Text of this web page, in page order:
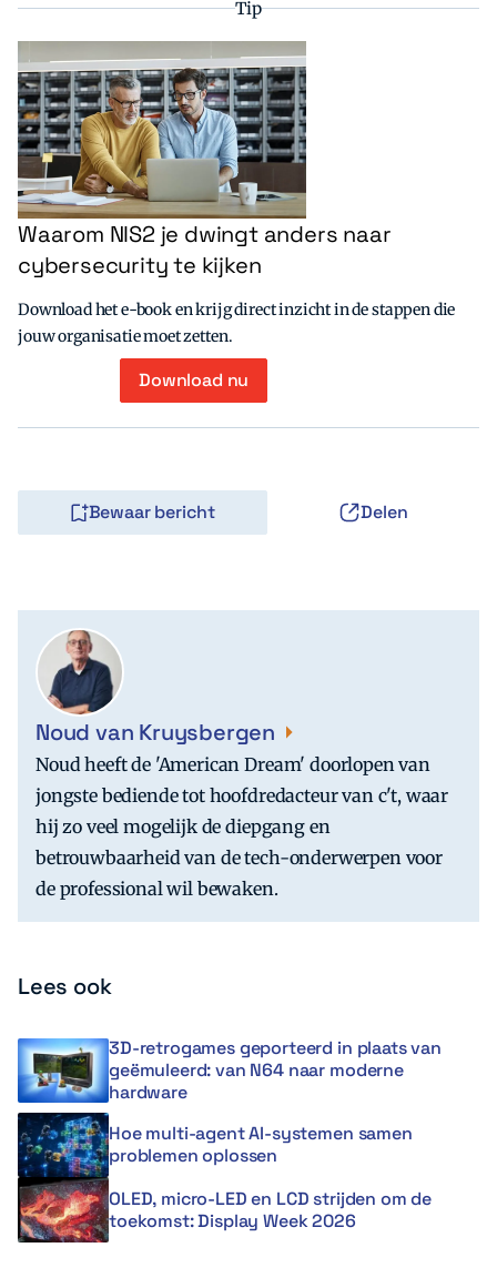
Tip
Waarom NIS2 je dwingt anders naar
cybersecurity te kijken
Download het e-book en krijg direct inzicht in de stappen die
jouw organisatie moet zetten.
Download nu
Bewaar bericht Delen
Noud van Kruysbergen
Noud heeft de 'American Dream' doorlopen van
jongste bediende tot hoofdredacteur van c't, waar
hij zo veel mogelijk de diepgang en
betrouwbaarheid van de tech-onderwerpen voor
de professional wil bewaken.
Lees ook
3D-retrogames geporteerd in plaats van
geëmuleerd: van N64 naar moderne
hardware
Hoe multi-agent AI-systemen samen
problemen oplossen
OLED, micro-LED en LCD strijden om de
toekomst: Display Week 2026